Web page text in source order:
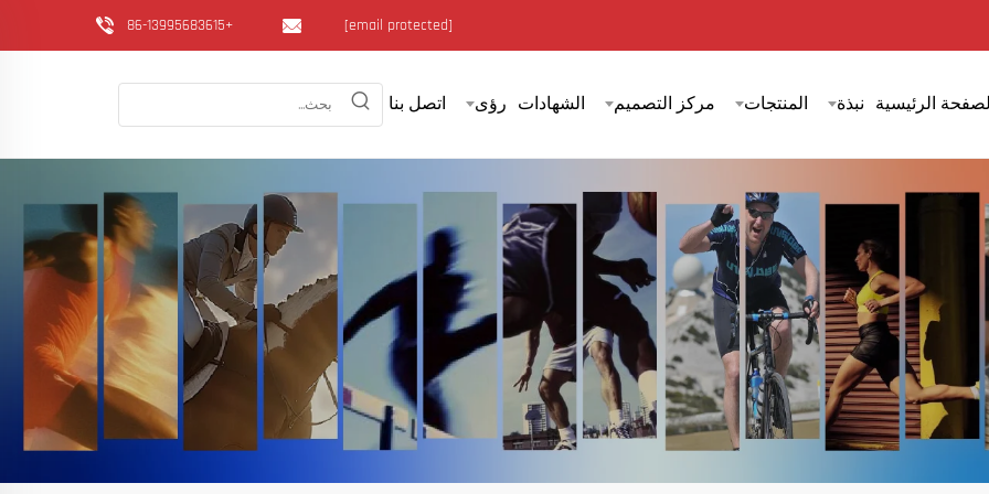
+86-13995683615 [email protected]
الرئيسية نبذة المنتجات مركز التصميم الشهادات رؤى اتصل بنا